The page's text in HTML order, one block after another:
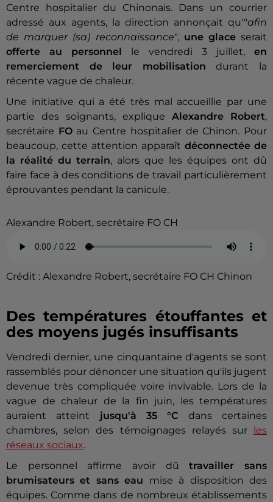
Centre hospitalier du Chinonais. Dans un courrier
adressé aux agents, la direction annonçait qu'"afin
de marquer (sa) reconnaissance", une glaceserait
offerte au personnel
le vendredi 3 juillet, en
remerciement de leur mobilisation durant la
récente vague de chaleur.
Une initiative qui a été très mal accueillie par une
partie des soignants, explique Alexandre Robert,
secrétaire FOau Centre hospitalier de Chinon. Pour
beaucoup, cette attention apparaît déconnectée de
la réalité du terrain, alors que les équipes ont dû
faire face à des conditions de travail particulièrement
éprouvantes pendant la canicule.
Alexandre Robert, secrétaire FO CH
Crédit : Alexandre Robert, secrétaire FO CH Chinon
Des températures étouffantes et
des moyens jugés insuffisants
Vendredi dernier, une cinquantaine d'agents se sont
rassemblés pour dénoncer une situation qu'ils jugent
devenue très compliquée voire invivable. Lors de la
vague de chaleur de la fin juin, les températures
auraient atteint jusqu'à 35 °C dans certaines
chambres, selon des témoignages relayés sur
les
réseaux sociaux.
Le personnel affirme avoir dûtravailler sans
brumisateurs et sans eau mise à disposition des
équipes. Comme dans de nombreux établissements